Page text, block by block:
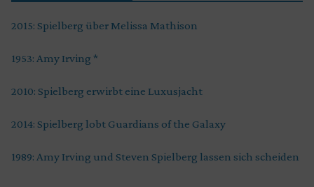
2015: Spielberg über Melissa Mathison
1953: Amy Irving *
2010: Spielberg erwirbt eine Luxusjacht
2014: Spielberg lobt Guardians of the Galaxy
1989: Amy Irving und Steven Spielberg lassen sich scheiden